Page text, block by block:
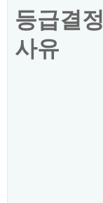
등급결정
사유